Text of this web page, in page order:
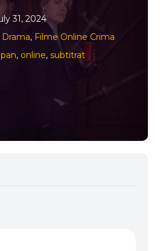
31, 2024
, Filme Online Crima
, online,subtitrat